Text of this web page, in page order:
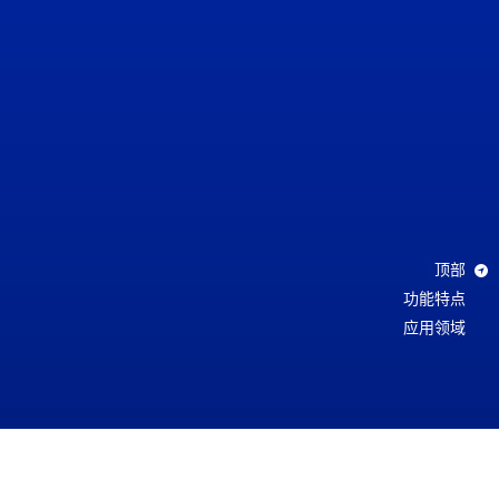
顶部
功能特点
应用领域